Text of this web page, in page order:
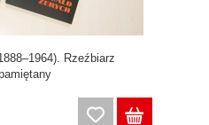
Rzeźbiarz